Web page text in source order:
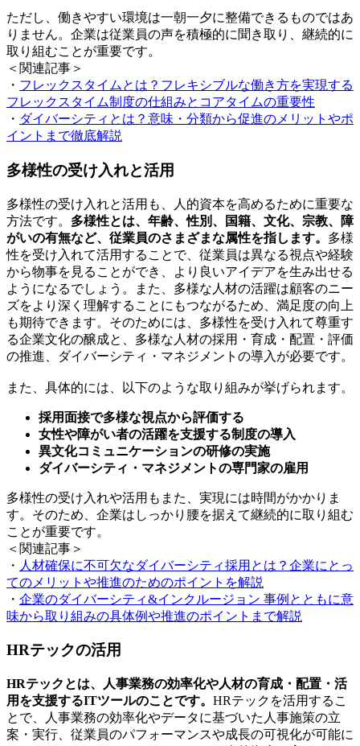
ただし、働きやすい環境は一朝一夕に整備できるものではあ
りません。企業は従業員の声を積極的に聞き取り、継続的に
取り組むことが重要です。
＜関連記事＞
・ フレックスタイムとは？フレキシブルな働き方を実現する
フレックスタイム制度の仕組みとコアタイムの重要性
・ ダイバーシティとは？意味・分類から促進のメリットやポ
イントまで徹底解説
多様性の受け入れと活用
多様性の受け入れと活用も、人的資本を高めるために重要な
方法です。 多様性とは、年齢、性別、国籍、文化、宗教、障
がいの有無など、従業員のさまざまな属性を指します。 多様
性を受け入れて活用することで、従業員は異なる視点や経験
から物事を見ることができ、より良いアイデアを生み出せる
ようになるでしょう。また、多様な人材の活躍は顧客のニー
ズをより深く理解することにもつながるため、満足度の向上
も期待できます。そのためには、多様性を受け入れて尊重す
る企業文化の醸成と、多様な人材の採用・育成・配置・評価
の推進、ダイバーシティ・マネジメントの導入が必要です。
また、具体的には、以下のような取り組みが挙げられます。
採用面接で多様な視点から評価する
女性や障がい者の活躍を支援する制度の導入
異文化コミュニケーションの研修の実施
ダイバーシティ・マネジメントの専門家の雇用
多様性の受け入れや活用もまた、実現には時間がかかりま
す。そのため、企業はしっかり腰を据えて継続的に取り組む
ことが重要です。
＜関連記事＞
・ 人材確保に不可欠なダイバーシティ採用とは？企業にとっ
てのメリットや推進のためのポイントを解説
・ 企業のダイバーシティ&インクルージョン 事例とともに意
味から取り組みの具体例や推進のポイントまで解説
HRテックの活用
HRテックとは、人事業務の効率化や人材の育成・配置・活
用を支援するITツールのことです。 HRテックを活用するこ
とで、人事業務の効率化やデータに基づいた人事施策の立
案・実行、従業員のパフォーマンスや成長の可視化が可能に